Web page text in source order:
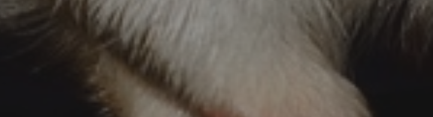
ร้านอาหารเครื่องดื่ม
ร้านขายของที่ระลึก
บริการสำหรับผู้พิการและความปลอดภัย
ข้อมูลสัตว์ในเชียงใหม่ไนท์ซาฟารี
จัดซื้อ จัดจ้าง